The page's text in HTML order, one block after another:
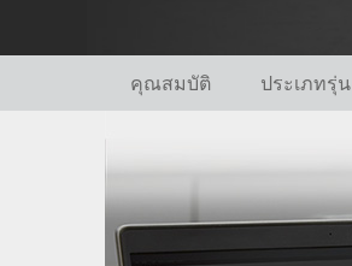
คุณสมบัติ ประเภทรุ่น